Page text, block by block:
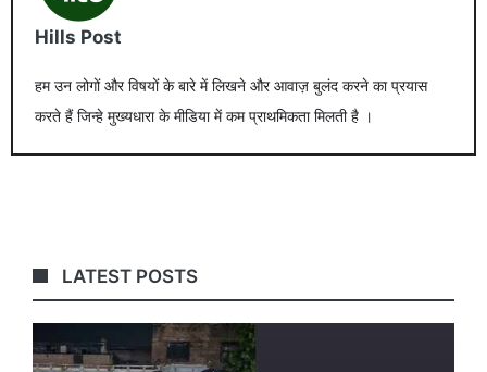
Hills Post
हम उन लोगों और विषयों के बारे में लिखने और आवाज़ बुलंद करने का प्रयास
करते हैं जिन्हे मुख्यधारा के मीडिया में कम प्राथमिकता मिलती है ।
LATEST POSTS